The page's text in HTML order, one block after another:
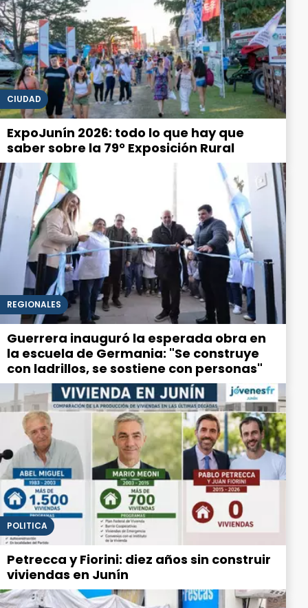
CIUDAD
ExpoJunín 2026: todo lo que hay que
saber sobre la 79° Exposición Rural
REGIONALES
Guerrera inauguró la esperada obra en
la escuela de Germania: "Se construye
con ladrillos, se sostiene con personas"
POLITICA
Petrecca y Fiorini: diez años sin construir
viviendas en Junín